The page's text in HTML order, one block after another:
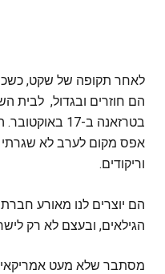
לאחר תקופה של שקט,
הם חוזרים ובגדול, לבית
בטרזאנה ב-17
אפס מקום לערב לא שגרתי
וריקודים.
הם יוצרים לנו מאורע
הגילאים, ובעצם לא רק
מסתבר שלא מעט